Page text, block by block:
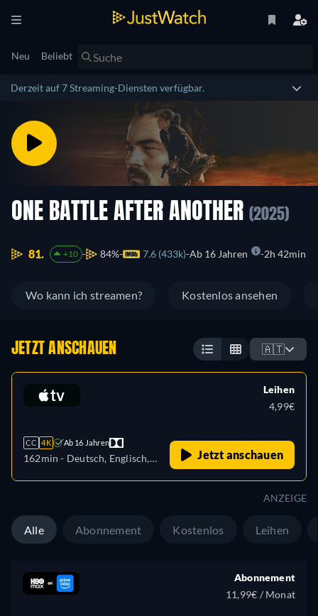
Neu Beliebt
Derzeit auf 7 Streaming-Diensten verfügbar.
ONE BATTLE AFTER ANOTHER (2025)
81. +10 84% 7.6 (433k) Ab 16 Jahren 2h 42min
Wo kann ich streamen? Kostenlos ansehen
JETZT ANSCHAUEN 🇦🇹
CC 4K Ab 16 Jahren
162min - Deutsch, Englisch,
Leihen
4,99€
Jetzt anschauen
ANZEIGE
Alle Abonnement Kostenlos Leihen
Abonnement
11,99€ / Monat